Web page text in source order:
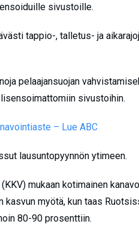
sivustoille.
tappio-, talletus- ja
pelaajansuojan
sivustoihin.
– Lue ABC
lausuntopyynnön ytimeen.
mukaan kotimainen
kasvun myötä, kun taas
80-90 prosenttiin.